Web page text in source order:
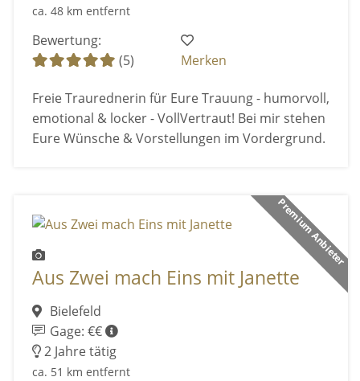
ca. 48 km entfernt
Bewertung:
(5)
Merken
Freie Traurednerin für Eure Trauung - humorvoll,
emotional & locker - VollVertraut! Bei mir stehen
Eure Wünsche & Vorstellungen im Vordergrund.
Premium Anbieter
Aus Zwei mach Eins mit Janette
Bielefeld
Gage: €€
2 Jahre tätig
ca. 51 km entfernt